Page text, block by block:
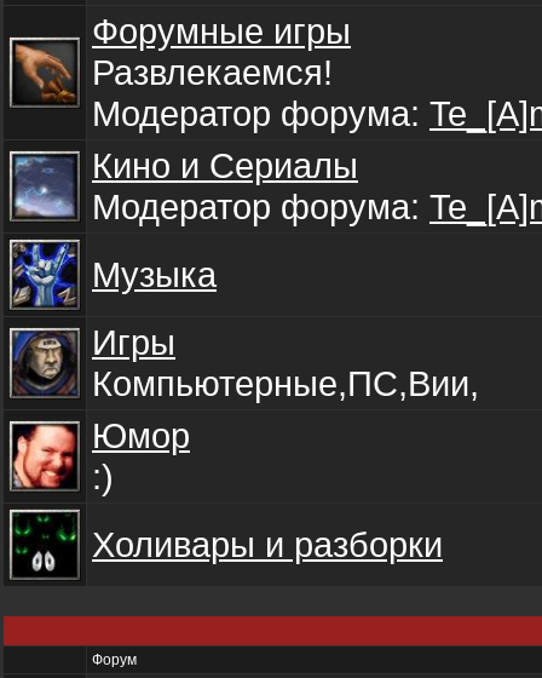
Форумные игры
Развлекаемся!
Модератор форума:
Кино и Сериалы
Модератор форума:
Музыка
Игры
Компьютерные,ПС,Вии,
Юмор
:)
Холивары и разборки
Форум